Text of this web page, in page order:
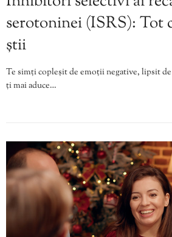
serotoninei (ISRS): Tot
știi
Te simți copleșit de emoții negative, lipsit
ți mai aduce…